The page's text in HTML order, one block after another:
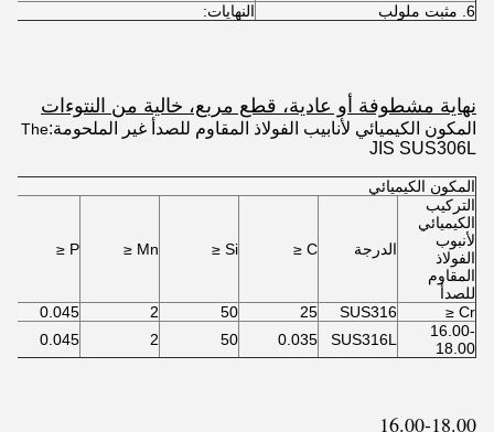
6. مثبت ملولب النهايات:
نهاية مشطوفة أو عادية، قطع مربع، خالية من النتوءات
المكون الكيميائي لأنابيب الفولاذ المقاوم للصدأ غير الملحومة:The
JIS SUS306L
المكون الكيميائي
التركيب
الكيميائي
لأنبوب
الفولاذ
المقاوم
للصدأ
الدرجة C ≤
Si ≤
Mn ≤
P ≤
Cr ≤
SUS316
25
50
2
0.045
16.00-
18.00
SUS316L
0.035
50
2
0.045
16.00-18.00